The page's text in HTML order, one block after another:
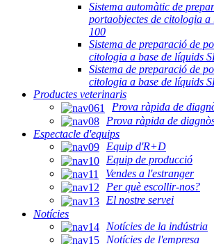
Sistema automàtic de
portaobjectes de citologia a
100
Sistema de preparació de
citologia a base de líquids
Sistema de preparació de
citologia a base de líquids
Productes veterinaris
Prova ràpida de
Prova ràpida de
Espectacle d'equips
Equip d'R+D
Equip de producció
Vendes a l'estranger
Per què escollir-nos?
El nostre servei
Notícies
Notícies de la indústria
Notícies de l'empresa